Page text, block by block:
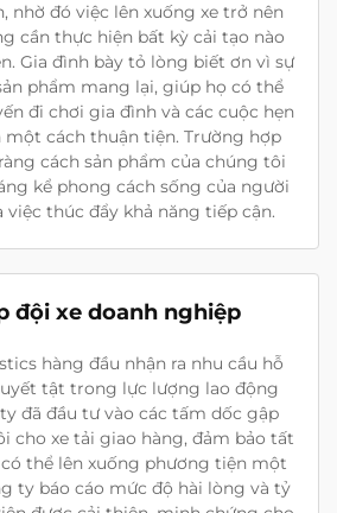
nhờ đó việc lên xuống xe trở nên
cần thực hiện bất kỳ cải tạo nào
Gia đình bày tỏ lòng biết ơn vì sự
phẩm mang lại, giúp họ có thể
đi chơi gia đình và các cuộc hẹn
một cách thuận tiện. Trường hợp
cách sản phẩm của chúng tôi
kể phong cách sống của người
thúc đẩy khả năng tiếp cận.
đội xe doanh nghiệp
hàng đầu nhận ra nhu cầu hỗ
tật trong lực lượng lao động
đã đầu tư vào các tấm dốc gập
cho xe tải giao hàng, đảm bảo tất
thể lên xuống phương tiện một
ty báo cáo mức độ hài lòng và tỷ